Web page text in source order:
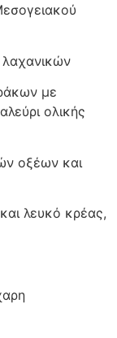
με
ολικής
οξέων και
λευκό κρέας,